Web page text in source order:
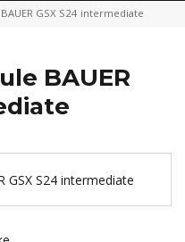
GSX S24 intermediate
BAUER